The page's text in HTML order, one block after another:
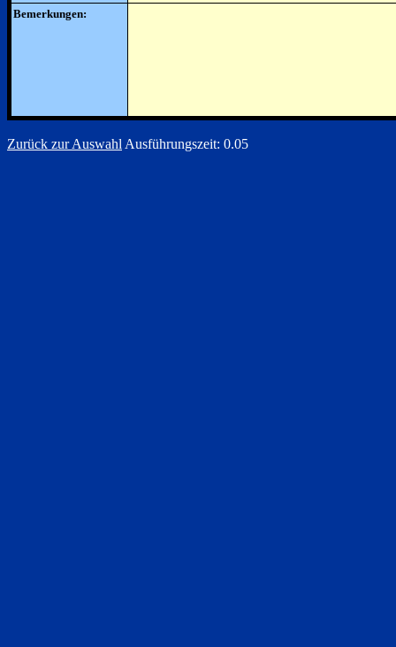
Bemerkungen:
Zurück zur Auswahl Ausführungszeit: 0.05